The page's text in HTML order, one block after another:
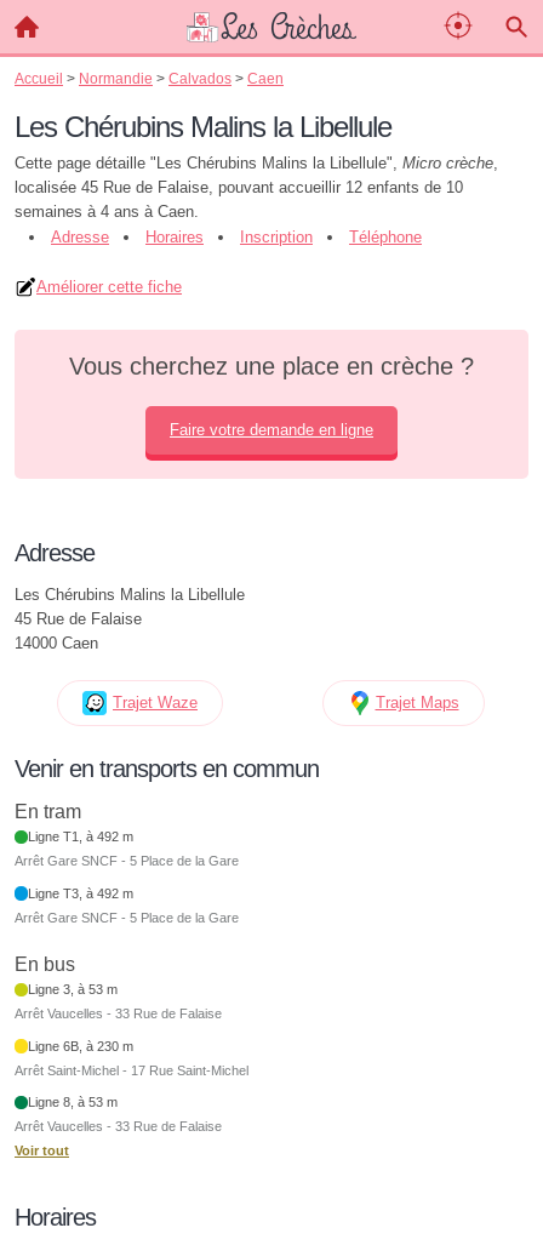
Accueil > Normandie > Calvados > Caen
Les Chérubins Malins la Libellule
Cette page détaille "Les Chérubins Malins la Libellule", Micro crèche,
localisée 45 Rue de Falaise, pouvant accueillir 12 enfants de 10
semaines à 4 ans à Caen.
Adresse
Horaires Inscription Téléphone
Améliorer cette fiche
Vous cherchez une place en crèche ?
Faire votre demande en ligne
Adresse
Les Chérubins Malins la Libellule
45 Rue de Falaise
14000 Caen
Trajet Waze Trajet Maps
Venir en transports en commun
En tram
Ligne T1, à 492 m
Arrêt Gare SNCF - 5 Place de la Gare
Ligne T3, à 492 m
Arrêt Gare SNCF - 5 Place de la Gare
En bus
Ligne 3, à 53 m
Arrêt Vaucelles - 33 Rue de Falaise
Ligne 6B, à 230 m
Arrêt Saint-Michel - 17 Rue Saint-Michel
Ligne 8, à 53 m
Arrêt Vaucelles - 33 Rue de Falaise
Voir tout
Horaires